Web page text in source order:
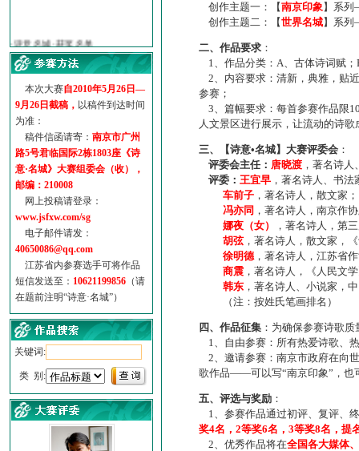
·【诗意·名城】地铁展示作...
诗意名城·地铁时间
·地铁完美呈现【诗意·名城...
参赛作品多达5000多首
“诗意·名城”晒诗会
特别通知--致广大诗词爱好...
本次大赛自2010年5月26日—
9月26日截稿， 以稿件到达时间
为准：
稿件信函请寄： 南京市广州
路5号君临国际2栋1803座《诗
意·名城》大赛组委会（收），
邮编：210008
网上投稿请登录：
www.jsfxw.com/sg
电子邮件请发：
40650086@qq.com
江苏省内参赛选手可将作品
短信发送至： 10621199856 （请
在题前注明“诗意·名城”）
关键词:
类 别:
创作主题一：【南京印象】系
创作主题二：【世界名城】系
二、作品要求 ：
1、作品分类：A、古体诗词赋；
2、内容要求：清新，典雅，贴
参赛；
3、篇幅要求：每首参赛作品限
人文景区进行展示，让流动的诗
三、【诗意•名城】大赛评委会 ：
评委会主任： 唐晓渡 ，著名诗
评委： 王宜早 ，著名诗人、书
车前子 ，著名诗人，散文家；
冯亦同 ，著名诗人，南京作
娜夜（女）
，著名诗人，第
胡弦，著名诗人，散文家，
徐明德，著名诗人，江苏省
商震 ，著名诗人，《人民文
韩东 ，著名诗人、小说家，
（注：按姓氏笔画排名）
四、作品征集 ：为确保参赛诗歌
1、自由参赛：所有热爱诗歌、
2、邀请参赛：南京市政府在向
歌作品——可以写“南京印象”，也
五、评选与奖励 ：
1、参赛作品通过初评、复评、
奖4名，2等奖6名，3等奖8名，提
2、优秀作品将在全国各大媒体